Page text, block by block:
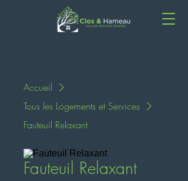
Accueil
Tous les Logements et Services
Fauteuil Relaxant
Fauteuil Relaxant